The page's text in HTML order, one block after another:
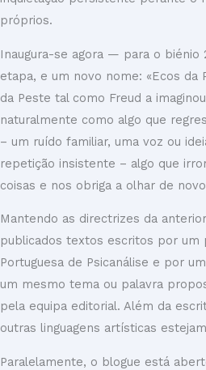
próprios.
Inaugura-se agora — para o
etapa, e um novo nome: «Ecos da
da Peste tal como Freud a
naturalmente como algo que
– um ruído familiar, uma voz ou
repetição insistente – algo que
coisas e nos obriga a olhar de
Mantendo as directrizes da
publicados textos escritos por um
Portuguesa de Psicanálise e por
um mesmo tema ou palavra
pela equipa editorial. Além da
outras linguagens artísticas
Paralelamente, o blogue está